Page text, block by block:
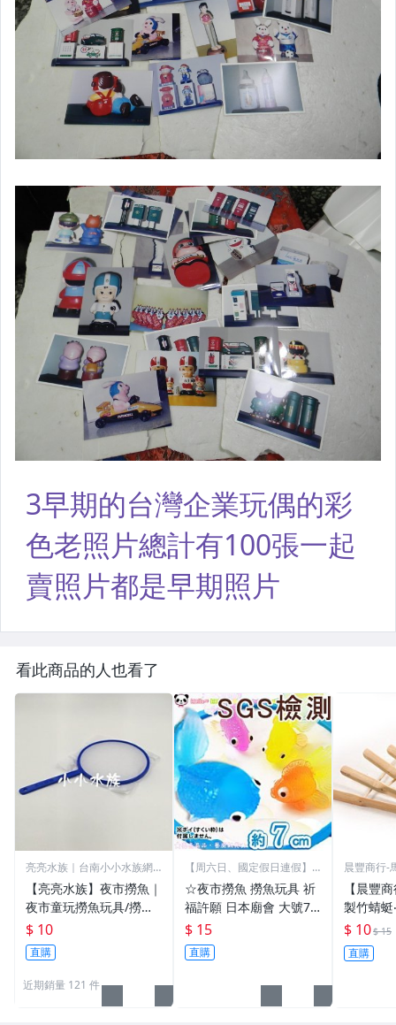
看此商品的人也看了
亮亮水族｜台南小小水族網
【亮亮水族】夜市撈魚｜
夜市童玩撈魚玩具/撈魚
框/撈魚網框（現貨藍
色；不含紙）。多件優惠
$ 10
直購
近期銷量 121 件
【周六日、國定假日連假】
☆夜市撈魚 撈魚玩具 祈
福許願 日本廟會 大號7c
m 超可愛迷你小金魚 洗
澡玩具 洗澡動物 新年禮
物
$ 15
直購
晨豐商行-
【晨豐
製竹蜻
製/保證
蜓-原色-
$ 10$ 15
直購